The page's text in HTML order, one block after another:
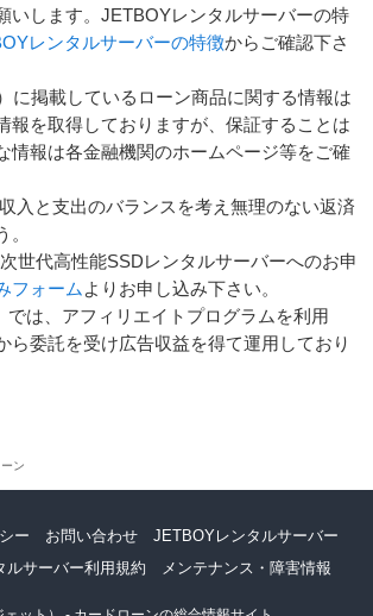
いします。JETBOYレンタルサーバーの特
レンタルサーバーの特徴からご確認下さ
に掲載しているローン商品に関する情報は
報を取得しておりますが、保証することは
情報は各金融機関のホームページ等をご確
入と支出のバランスを考え無理のない返済
。
世代高性能SSDレンタルサーバーへのお申
フォーム よりお申し込み下さい。
は、アフィリエイトプログラムを利用
ら委託を受け広告収益を得て運用しており
ン
ー お問い合わせ
JETBOYレンタルサーバー
ルサーバー利用規約 メンテナンス・障害情報